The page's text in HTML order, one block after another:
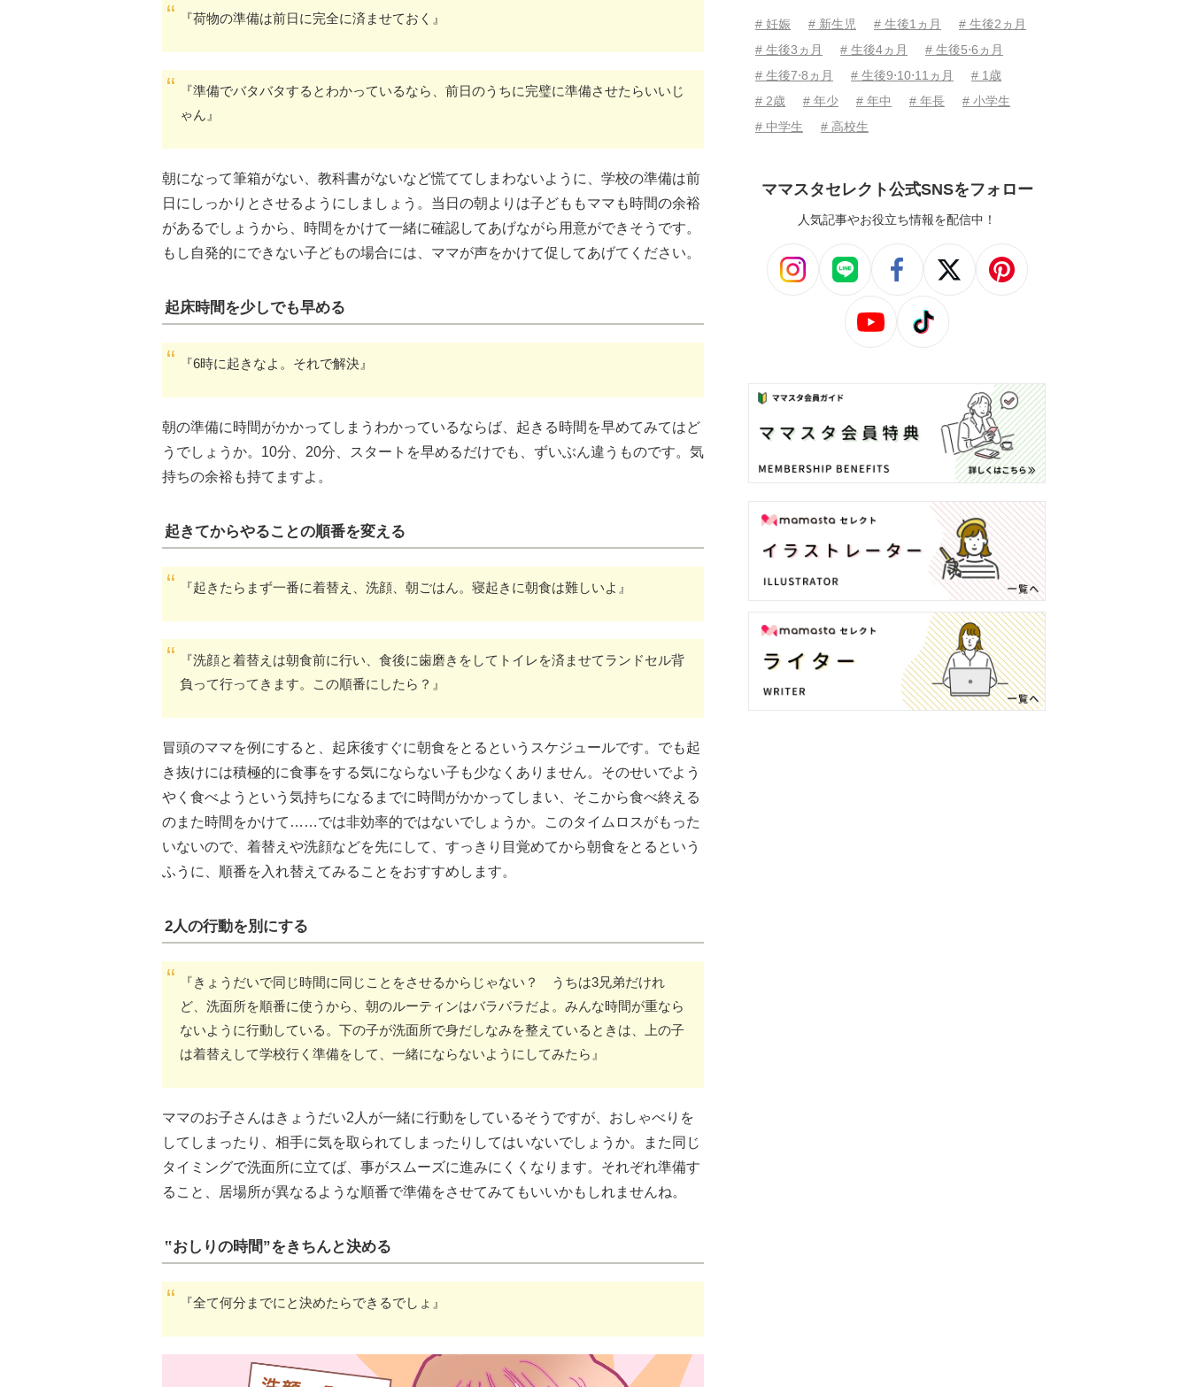
『荷物の準備は前日に完全に済ませておく』
『準備でバタバタするとわかっているなら、前日のうちに完璧に準備させたらいいじ
ゃん』
朝になって筆箱がない、教科書がないなど慌ててしまわないように、学校の準備は前
日にしっかりとさせるようにしましょう。当日の朝よりは子どももママも時間の余裕
があるでしょうから、時間をかけて一緒に確認してあげながら用意ができそうです。
もし自発的にできない子どもの場合には、ママが声をかけて促してあげてください。
起床時間を少しでも早める
『6時に起きなよ。それで解決』
朝の準備に時間がかかってしまうわかっているならば、起きる時間を早めてみてはど
うでしょうか。10分、20分、スタートを早めるだけでも、ずいぶん違うものです。気
持ちの余裕も持てますよ。
起きてからやることの順番を変える
『起きたらまず一番に着替え、洗顔、朝ごはん。寝起きに朝食は難しいよ』
『洗顔と着替えは朝食前に行い、食後に歯磨きをしてトイレを済ませてランドセル背
負って行ってきます。この順番にしたら？』
冒頭のママを例にすると、起床後すぐに朝食をとるというスケジュールです。でも起
き抜けには積極的に食事をする気にならない子も少なくありません。そのせいでよう
やく食べようという気持ちになるまでに時間がかかってしまい、そこから食べ終える
のまた時間をかけて……では非効率的ではないでしょうか。このタイムロスがもった
いないので、着替えや洗顔などを先にして、すっきり目覚めてから朝食をとるという
ふうに、順番を入れ替えてみることをおすすめします。
2人の行動を別にする
『きょうだいで同じ時間に同じことをさせるからじゃない？ うちは3兄弟だけれ
ど、洗面所を順番に使うから、朝のルーティンはバラバラだよ。みんな時間が重なら
ないように行動している。下の子が洗面所で身だしなみを整えているときは、上の子
は着替えして学校行く準備をして、一緒にならないようにしてみたら』
ママのお子さんはきょうだい2人が一緒に行動をしているそうですが、おしゃべりを
してしまったり、相手に気を取られてしまったりしてはいないでしょうか。また同じ
タイミングで洗面所に立てば、事がスムーズに進みにくくなります。それぞれ準備す
ること、居場所が異なるような順番で準備をさせてみてもいいかもしれませんね。
‟おしりの時間”をきちんと決める
『全て何分までにと決めたらできるでしょ』
# 妊娠 # 新生児 # 生後1ヵ月
# 生後2ヵ月
# 生後3ヵ月
# 生後4ヵ月
# 生後5⋅6ヵ月
# 生後7⋅8ヵ月
# 生後9⋅10⋅11ヵ月
# 1歳
# 2歳
# 年少 # 年中 # 年長
# 小学生
# 中学生
# 高校生
ママスタセレクト公式SNSをフォロー
人気記事やお役立ち情報を配信中！